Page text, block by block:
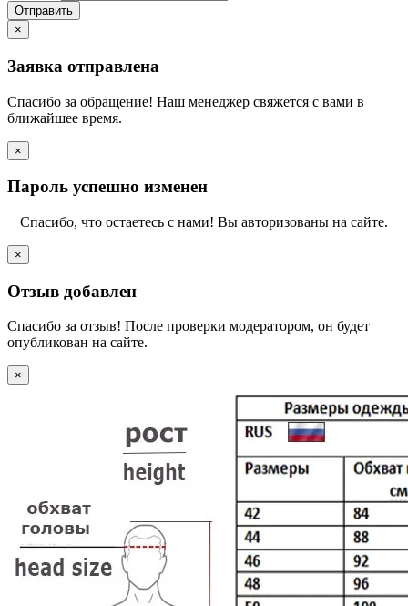
Отправить
×
Заявка отправлена
Спасибо за обращение! Наш менеджер свяжется с вами в
ближайшее время.
×
Пароль успешно изменен
Спасибо, что остаетесь с нами! Вы авторизованы на сайте.
×
Отзыв добавлен
Спасибо за отзыв! После проверки модератором, он будет
опубликован на сайте.
×